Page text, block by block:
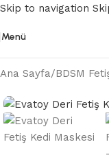
Skip to navigation
Menü
Ana Sayfa/BDSM